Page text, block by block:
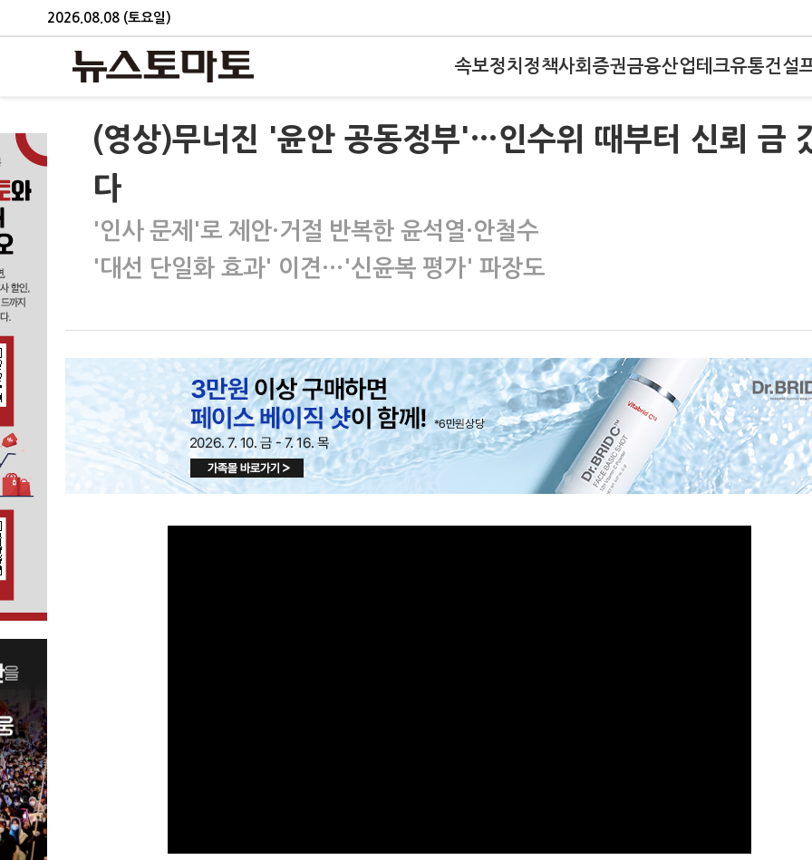
2026.08.08 (토요일)
속보정치 정책사회 증권금융산업테크유통건설
(영상)무너진 '윤안 공동정부'…인수위 때부터 신뢰 금
다
'인사 문제'로 제안·거절 반복한 윤석열·안철수
'대선 단일화 효과' 이견…'신윤복 평가' 파장도